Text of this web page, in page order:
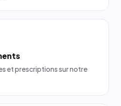
et prescriptions sur notre